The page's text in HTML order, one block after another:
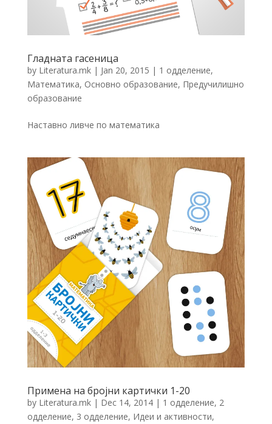
Гладната гасеница
by Literatura.mk| Jan 20, 2015 | 1 одделение,
Математика, Основно образование, Предучилишнo
образование
Наставно ливче по математика
Примена на бројни картички 1-20
by Literatura.mk| Dec 14, 2014| 1 одделение, 2
одделение, 3 одделение, Идеи и активности,